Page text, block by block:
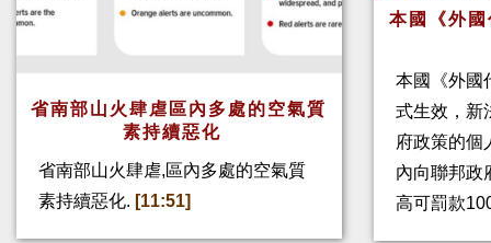
省南部山火肆虐區內多處的空氣質
素持續惡化
省南部山火肆虐,區內多處的空氣質
素持續惡化. [11:51]
本國《外
本國《外國
式生效，新
府政策的個
內向聯邦政
高可罰款